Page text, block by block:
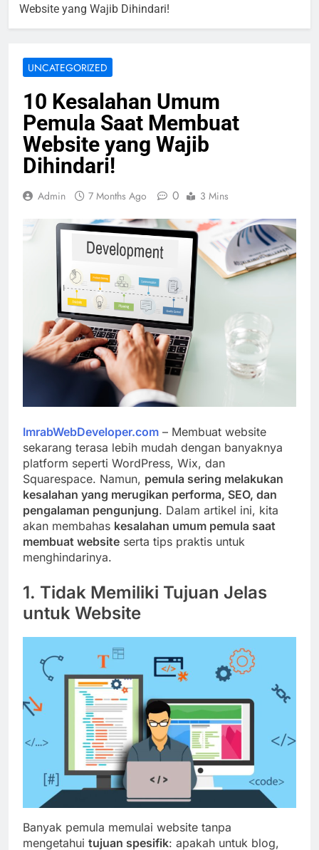
Website yang Wajib Dihindari!
UNCATEGORIZED
10 Kesalahan Umum
Pemula Saat Membuat
Website yang Wajib
Dihindari!
Admin 7 Months Ago 0 3 Mins
ImrabWebDeveloper.com – Membuat website
sekarang terasa lebih mudah dengan banyaknya
platform seperti WordPress, Wix, dan
Squarespace. Namun, pemula sering melakukan
kesalahan yang merugikan performa, SEO, dan
pengalaman pengunjung. Dalam artikel ini, kita
akan membahas kesalahan umum pemula saat
membuat website serta tips praktis untuk
menghindarinya.
1. Tidak Memiliki Tujuan Jelas
untuk Website
Banyak pemula memulai website tanpa
mengetahui tujuan spesifik: apakah untuk blog,